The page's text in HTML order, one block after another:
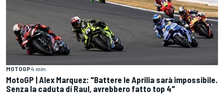
MOTOGP4 min
MotoGP | Alex Marquez: "Battere le Aprilia sarà impossibile.
Senza la caduta di Raul, avrebbero fatto top 4"